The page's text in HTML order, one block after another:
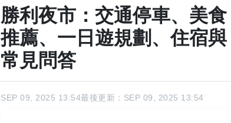
勝利夜市：交通停車、美食
推薦、一日遊規劃、住宿與
常見問答
SEP 09, 2025 13:54最後更新：SEP 09, 2025 13:54